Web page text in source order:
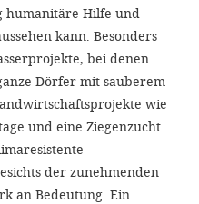
humanitäre Hilfe und
kann. Besonders
bei denen
Dörfer mit sauberem
wie
und eine Ziegenzucht
der zunehmenden
an Bedeutung. Ein